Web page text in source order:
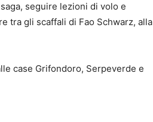
seguire lezioni di volo e
tra gli scaffali di Fao Schwarz, alla
case Grifondoro, Serpeverde e